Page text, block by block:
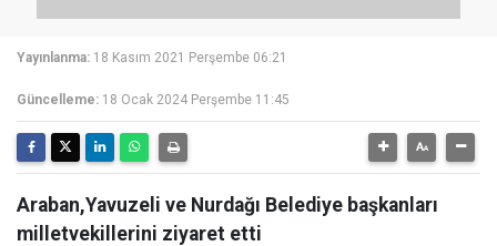
Yayınlanma: 18 Kasım 2021 Perşembe 06:21
Güncelleme: 18 Ocak 2024 Perşembe 11:45
Araban,Yavuzeli ve Nurdağı Belediye başkanları
milletvekillerini ziyaret etti